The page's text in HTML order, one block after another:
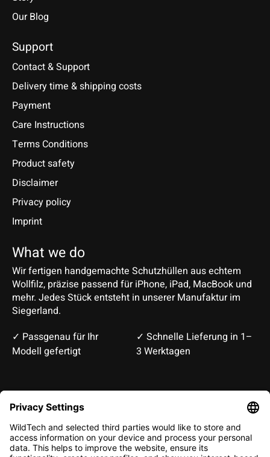
Our Blog
Support
Contact & Support
Delivery time & shipping costs
Payment
Care Instructions
Terms Conditions
Product safety
Disclaimer
Privacy policy
Imprint
What we do
Wir fertigen handgemachte Schutzhüllen aus echtem
Wollfilz, präzise passend für iPhone, iPad, MacBook und
mehr. Jedes Stück entsteht in unserer Manufaktur im
Siegerland.
✓ Passgenau für Ihr
Modell gefertigt
✓ Schnelle Lieferung in 1–
3 Werktagen
EUR
CHF